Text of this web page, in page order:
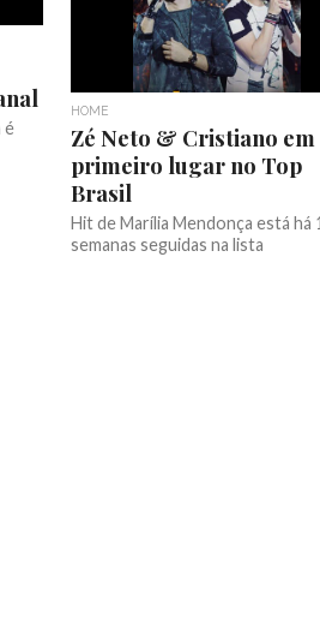
é
HOME
Zé Neto & Cristiano em
primeiro lugar no Top
Brasil
Hit de Marília Mendonça está há
semanas seguidas na lista